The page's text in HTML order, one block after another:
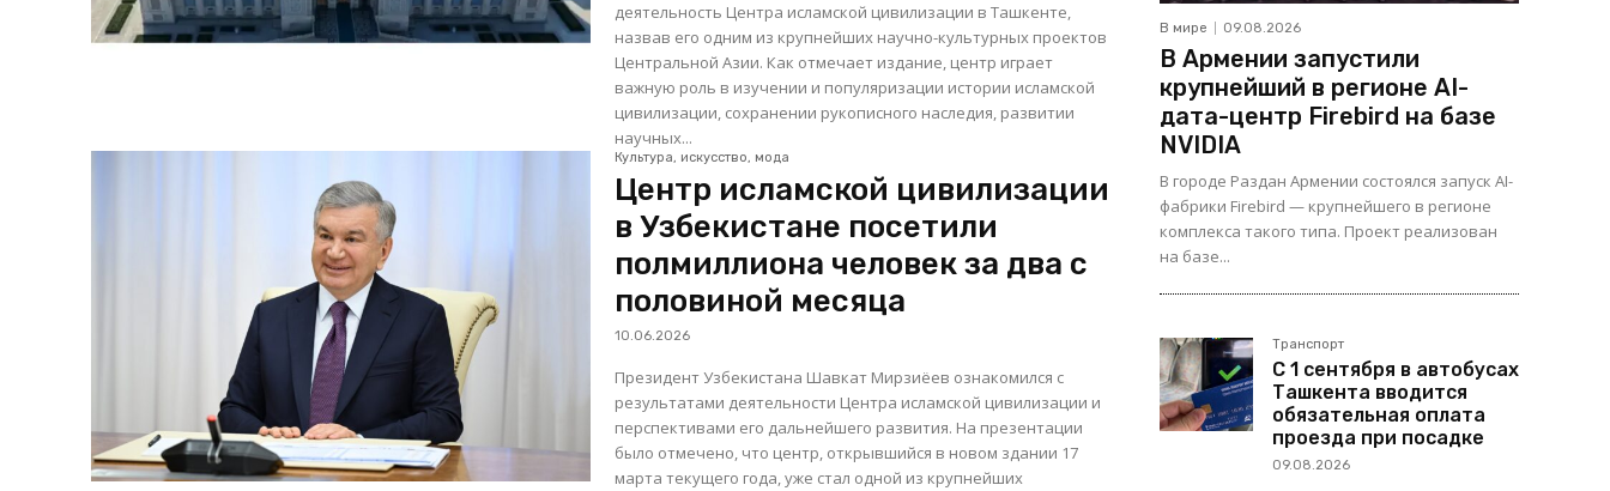
деятельность Центра исламской цивилизации в Ташкенте,
назвав его одним из крупнейших научно-культурных проектов
Центральной Азии. Как отмечает издание, центр играет
важную роль в изучении и популяризации истории исламской
цивилизации, сохранении рукописного наследия, развитии
научных...
Культура, искусство, мода
Центр исламской цивилизации
в Узбекистане посетили
полмиллиона человек за два с
половиной месяца
10.06.2026
Президент Узбекистана Шавкат Мирзиёев ознакомился с
результатами деятельности Центра исламской цивилизации и
перспективами его дальнейшего развития. На презентации
было отмечено, что центр, открывшийся в новом здании 17
марта текущего года, уже стал одной из крупнейших
В мире 09.08.2026
В Армении запустили
крупнейший в регионе AI-
дата-центр Firebird на базе
NVIDIA
В городе Раздан Армении состоялся запуск AI-
фабрики Firebird — крупнейшего в регионе
комплекса такого типа. Проект реализован
на базе...
Транспорт
С 1 сентября в автобусах
Ташкента вводится
обязательная оплата
проезда при посадке
09.08.2026